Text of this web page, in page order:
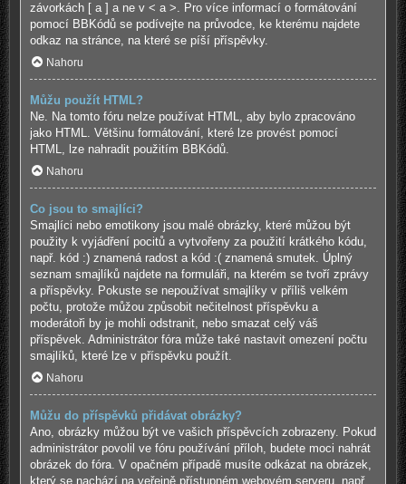
závorkách [ a ] a ne v < a >. Pro více informací o formátování
pomocí BBKódů se podívejte na průvodce, ke kterému najdete
odkaz na stránce, na které se píší příspěvky.
Nahoru
Můžu použít HTML?
Ne. Na tomto fóru nelze používat HTML, aby bylo zpracováno
jako HTML. Většinu formátování, které lze provést pomocí
HTML, lze nahradit použitím BBKódů.
Nahoru
Co jsou to smajlíci?
Smajlíci nebo emotikony jsou malé obrázky, které můžou být
použity k vyjádření pocitů a vytvořeny za použití krátkého kódu,
např. kód :) znamená radost a kód :( znamená smutek. Úplný
seznam smajlíků najdete na formuláři, na kterém se tvoří zprávy
a příspěvky. Pokuste se nepoužívat smajlíky v příliš velkém
počtu, protože můžou způsobit nečitelnost příspěvku a
moderátoři by je mohli odstranit, nebo smazat celý váš
příspěvek. Administrátor fóra může také nastavit omezení počtu
smajlíků, které lze v příspěvku použít.
Nahoru
Můžu do příspěvků přidávat obrázky?
Ano, obrázky můžou být ve vašich příspěvcích zobrazeny. Pokud
administrátor povolil ve fóru používání příloh, budete moci nahrát
obrázek do fóra. V opačném případě musíte odkázat na obrázek,
který se nachází na veřejně přístupném webovém serveru, např.